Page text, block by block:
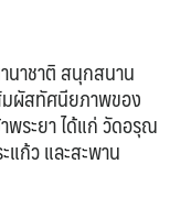
นาชาติ สนุกสนาน
มผัสทัศนียภาพของ
ระยา ได้แก่ วัดอรุณ
แก้ว และสะพาน